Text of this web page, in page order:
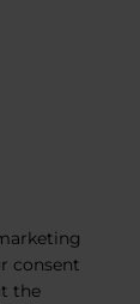
consent
the